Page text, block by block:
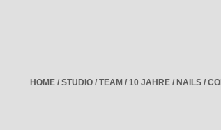
HOME/ STUDIO/ TEAM / 10 JAHRE / NAILS/